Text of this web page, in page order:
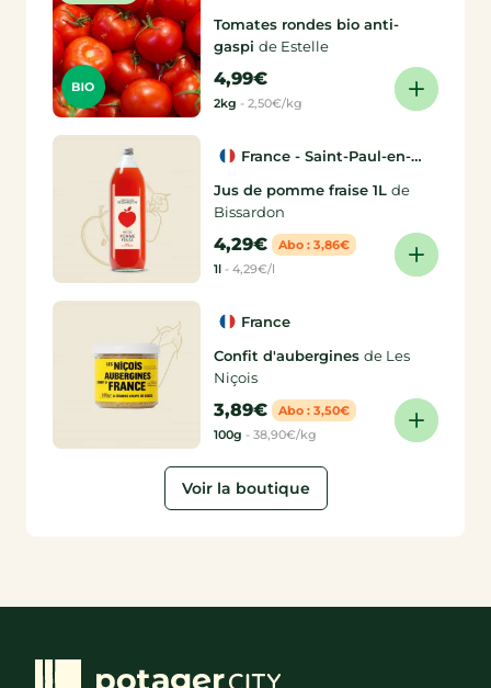
Tomates rondes bio anti-
gaspi de Estelle
4,99€
2kg - 2,50€/kg
France - Saint-Paul-en-
Jus de pomme fraise 1L de
Bissardon
4,29€
Abo : 3,86€
1l - 4,29€/l
France
Confit d'aubergines de Les
Niçois
3,89€
Abo : 3,50€
100g - 38,90€/kg
Voir la boutique